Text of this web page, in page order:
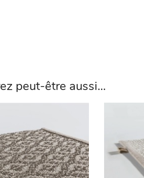
peut-être aussi…